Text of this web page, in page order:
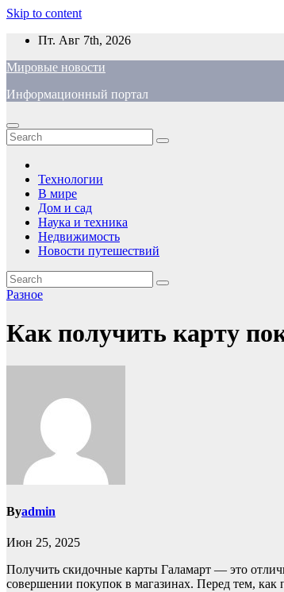
Skip to content
Пт. Авг 7th, 2026
Мировые новости
Информационный портал
Технологии
В мире
Дом и сад
Наука и техника
Недвижимость
Новости путешествий
Разное
Как получить карту
Byadmin
Июн 25, 2025
Получить скидочные карты Галамарт — это
совершении покупок в магазинах. Перед тем, как